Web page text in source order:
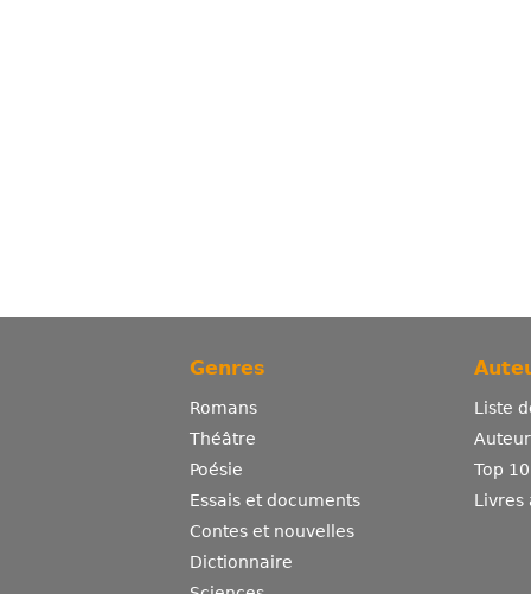
Genres
Romans
Théâtre
Poésie
Essais et documents
Contes et nouvelles
Dictionnaire
Liste
Top
Livres